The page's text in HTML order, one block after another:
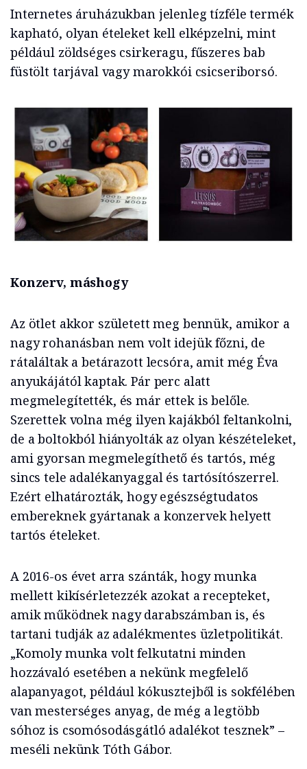
Internetes áruházukban jelenleg tízféle termék
kapható, olyan ételeket kell elképzelni, mint
például zöldséges csirkeragu, fűszeres bab
füstölt tarjával vagy marokkói csicseriborsó.
Konzerv, máshogy
Az ötlet akkor született meg bennük, amikor a
nagy rohanásban nem volt idejük főzni, de
rátaláltak a betárazott lecsóra, amit még Éva
anyukájától kaptak. Pár perc alatt
megmelegítették, és már ettek is belőle.
Szerettek volna még ilyen kajákból feltankolni,
de a boltokból hiányolták az olyan készételeket,
ami gyorsan megmelegíthető és tartós, még
sincs tele adalékanyaggal és tartósítószerrel.
Ezért elhatározták, hogy egészségtudatos
embereknek gyártanak a konzervek helyett
tartós ételeket.
A 2016-os évet arra szánták, hogy munka
mellett kikísérletezzék azokat a recepteket,
amik működnek nagy darabszámban is, és
tartani tudják az adalékmentes üzletpolitikát.
„Komoly munka volt felkutatni minden
hozzávaló esetében a nekünk megfelelő
alapanyagot, például kókusztejből is sokfélében
van mesterséges anyag, de még a legtöbb
sóhoz is csomósodásgátló adalékot tesznek” –
meséli nekünk Tóth Gábor.